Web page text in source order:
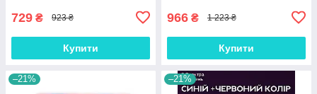
729 ₴ 923 ₴
Купити
966 ₴ 1 223 ₴
Купити
–21% –21%